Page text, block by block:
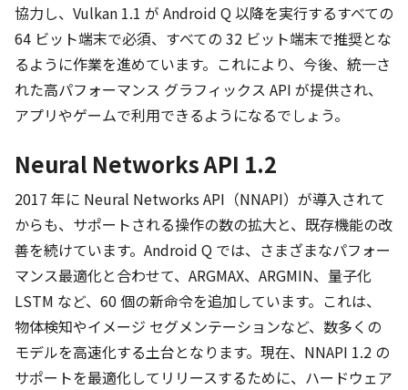
協力し、Vulkan 1.1 が Android Q 以降を実行するすべての
64 ビット端末で必須、すべての 32 ビット端末で推奨とな
るように作業を進めています。これにより、今後、統一さ
れた高パフォーマンス グラフィックス API が提供され、
アプリやゲームで利用できるようになるでしょう。
Neural Networks API 1.2
2017 年に Neural Networks API（NNAPI）が導入されて
からも、サポートされる操作の数の拡大と、既存機能の改
善を続けています。Android Q では、さまざまなパフォー
マンス最適化と合わせて、ARGMAX、ARGMIN、量子化
LSTM など、60 個の新命令を追加しています。これは、
物体検知やイメージ セグメンテーションなど、数多くの
モデルを高速化する土台となります。現在、NNAPI 1.2 の
サポートを最適化してリリースするために、ハードウェア